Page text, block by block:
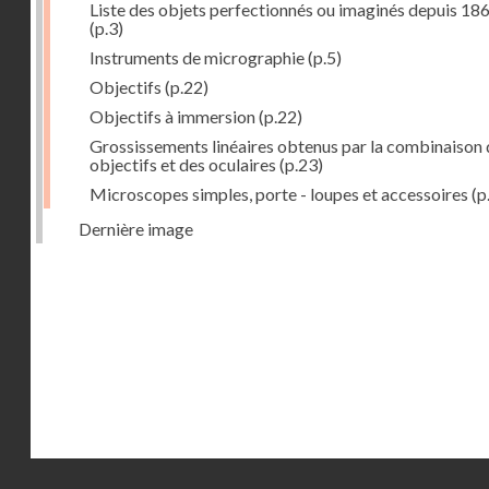
Liste des objets perfectionnés ou imaginés depuis
(p.3)
Instruments de micrographie(p.5)
Objectifs (p.22)
Objectifs à immersion(p.22)
Grossissements linéaires obtenus par la combinaison
objectifs et des oculaires (p.23)
Microscopes simples, porte - loupes et accessoires
Dernière image